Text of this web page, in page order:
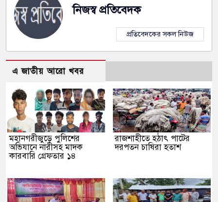
নিজস্ব প্রতিবেদক
প্রতিবেদকের সকল নিউজ
এ জাতীয় আরো খবর
মহানগরীজুড়ে পুলিশের
অভিযানে নারীসহ মাদক
কারবারি গ্রেফতার ১৪
রাজশাহীতে হঠাৎ পাটের
দরপতন চাষিরা হতাশ